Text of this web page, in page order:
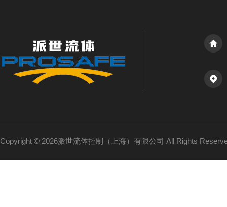
Copyright © 2026派世流体控制（上海）有限公司 All Rights